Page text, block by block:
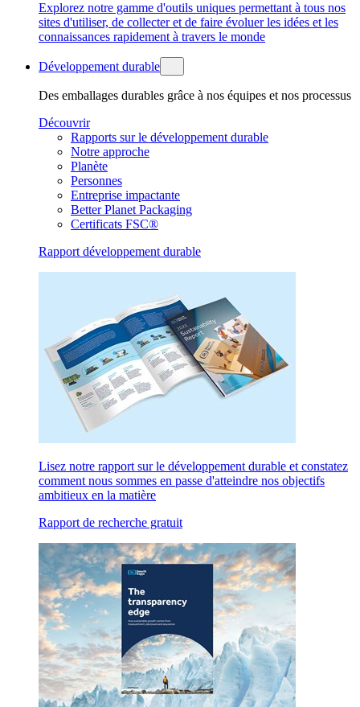
Explorez notre gamme d'outils uniques permettant à tous nos
sites d'utiliser, de collecter et de faire évoluer les idées et les
connaissances rapidement à travers le monde
Développement durable
Des emballages durables grâce à nos équipes et nos processus
Découvrir
Rapports sur le développement durable
Notre approche
Planète
Personnes
Entreprise impactante
Better Planet Packaging
Certificats FSC®
Rapport développement durable
Lisez notre rapport sur le développement durable et constatez
comment nous sommes en passe d'atteindre nos objectifs
ambitieux en la matière
Rapport de recherche gratuit